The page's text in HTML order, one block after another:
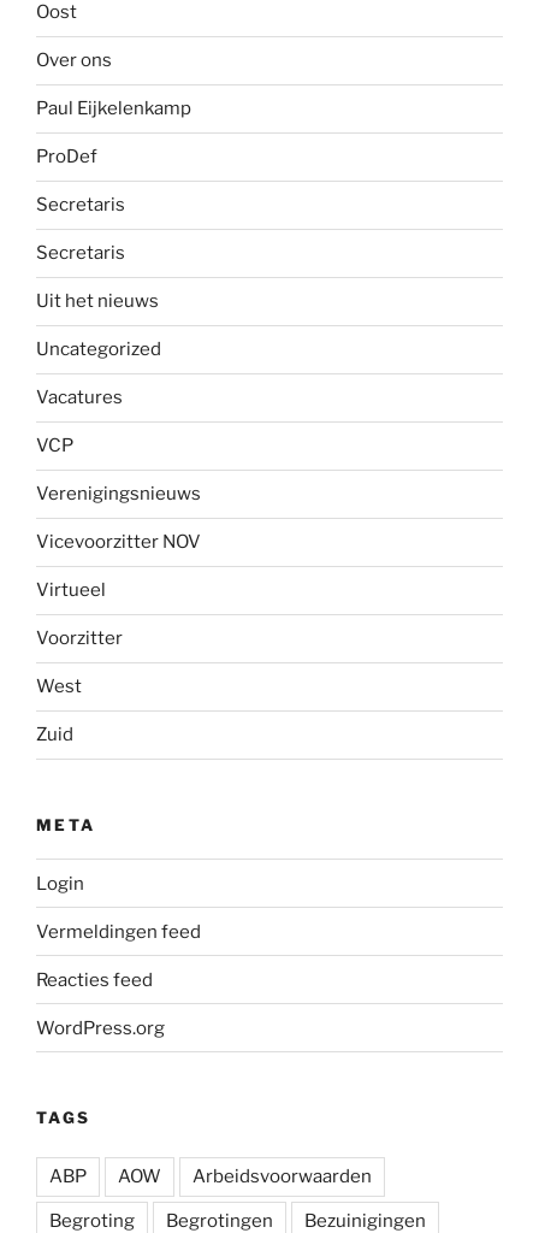
Oost
Over ons
Paul Eijkelenkamp
ProDef
Secretaris
Secretaris
Uit het nieuws
Uncategorized
Vacatures
VCP
Verenigingsnieuws
Vicevoorzitter NOV
Virtueel
Voorzitter
West
Zuid
META
Login
Vermeldingen feed
Reacties feed
WordPress.org
TAGS
ABP AOW Arbeidsvoorwaarden
Begroting Begrotingen Bezuinigingen